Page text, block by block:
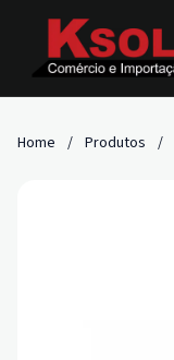
Home / Produtos /